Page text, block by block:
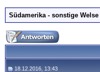
Südamerika - sonstige Welse
18.12.2016, 13:43